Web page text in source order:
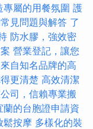
屬的用餐氛圍 護
見問題與解答 了
防水膠，強效密
營業登記，讓您
自知名品牌的高
更清楚 高效清潔
司，信賴專業搬
蘭的台胞證申請資
鬆按摩 多樣化的裝